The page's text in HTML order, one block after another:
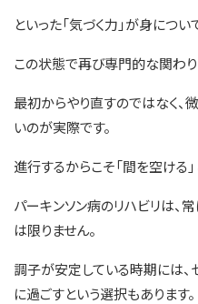
といった「気づく力」が身につい
この状態で再び専門的な関わり
最初からやり直すのではなく、
いのが実際です。
進行するからこそ「間を空ける
パーキンソン病のリハビリは、
は限りません。
調子が安定している時期には
に過ごすという選択もあります。